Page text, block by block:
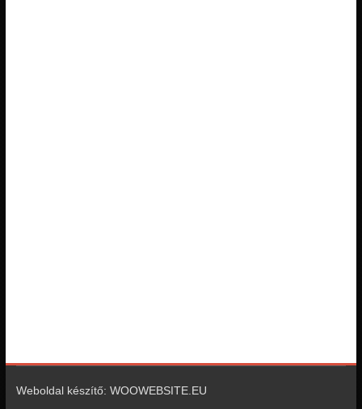
Weboldal készítő: WOOWEBSITE.EU